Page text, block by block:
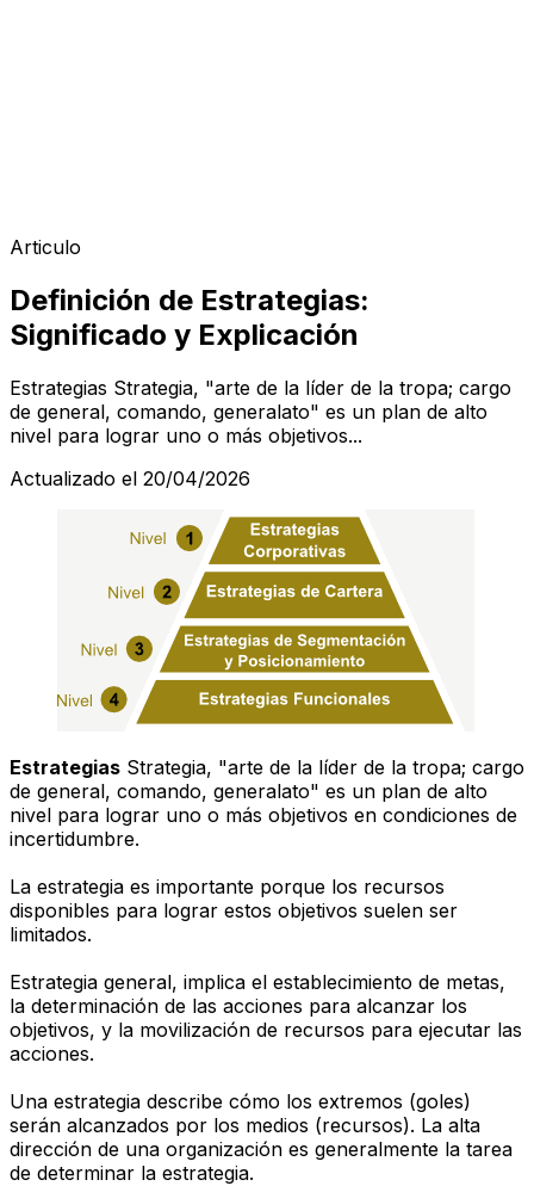
Articulo
Definición de Estrategias:
Significado y Explicación
Estrategias Strategia, "arte de la líder de la tropa; cargo
de general, comando, generalato" es un plan de alto
nivel para lograr uno o más objetivos...
Actualizado el 20/04/2026
Estrategias Strategia, "arte de la líder de la tropa; cargo
de general, comando, generalato" es un plan de alto
nivel para lograr uno o más objetivos en condiciones de
incertidumbre.
La estrategia es importante porque los recursos
disponibles para lograr estos objetivos suelen ser
limitados.
Estrategia general, implica el establecimiento de metas,
la determinación de las acciones para alcanzar los
objetivos, y la movilización de recursos para ejecutar las
acciones.
Una estrategia describe cómo los extremos (goles)
serán alcanzados por los medios (recursos). La alta
dirección de una organización es generalmente la tarea
de determinar la estrategia.